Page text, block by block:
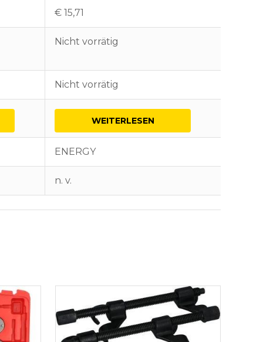
€ 15,71
Nicht vorrätig
Nicht vorrätig
WEITERLESEN
ENERGY
n. v.